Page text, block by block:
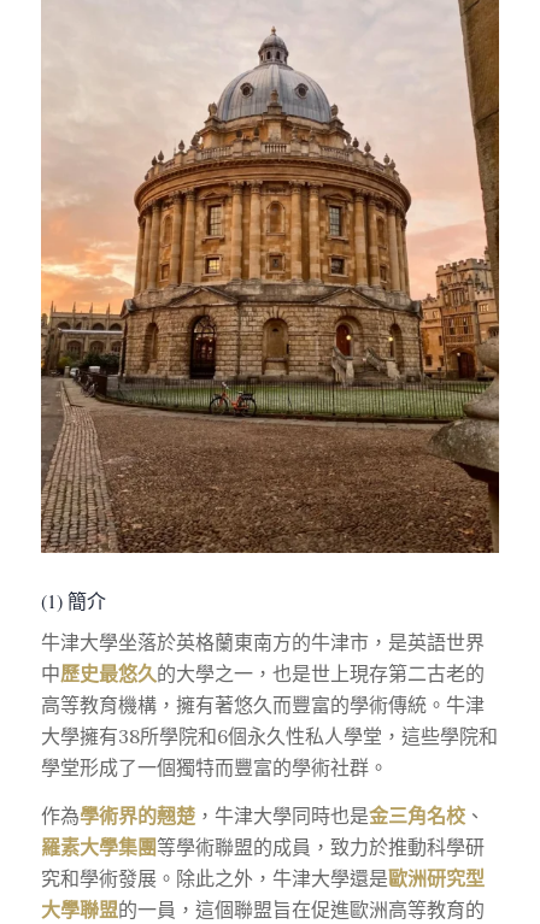
(1) 簡介
牛津大學坐落於英格蘭東南方的牛津市，是英語世界
中歷史最悠久的大學之一，也是世上現存第二古老的
高等教育機構，擁有著悠久而豐富的學術傳統。牛津
大學擁有38所學院和6個永久性私人學堂，這些學院和
學堂形成了一個獨特而豐富的學術社群。
作為學術界的翹楚，牛津大學同時也是金三角名校、
羅素大學集團等學術聯盟的成員，致力於推動科學研
究和學術發展。除此之外，牛津大學還是歐洲研究型
大學聯盟的一員，這個聯盟旨在促進歐洲高等教育的